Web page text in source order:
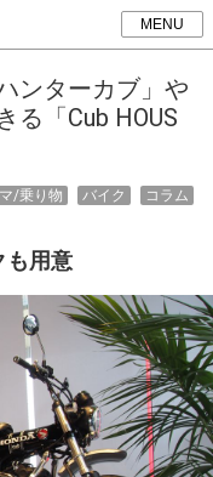
MENU
ンターカブ」や
る「Cub HOUS
コラム
バイク
/乗り物
も用意